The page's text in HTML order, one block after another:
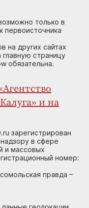
только в
первоисточника
на других сайтах
главную страницу
обязательна.
и на
зарегистрирован
в сфере
и массовых
номер:
правда –